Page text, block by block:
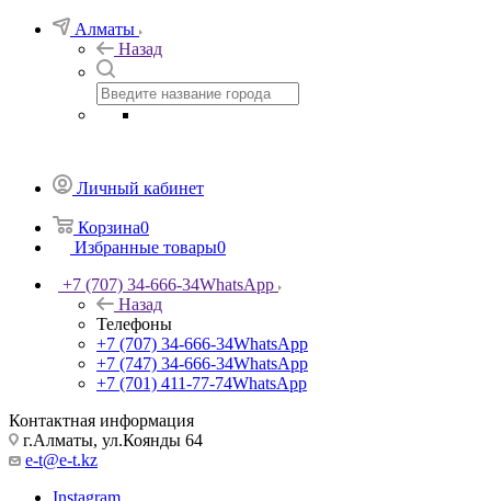
Алматы
Назад
Личный кабинет
Корзина0
Избранные товары0
+7 (707) 34-666-34WhatsApp
Назад
Телефоны
+7 (707) 34-666-34WhatsApp
+7 (747) 34-666-34WhatsApp
+7 (701) 411-77-74WhatsApp
Контактная информация
г.Алматы, ул.Коянды 64
e-t@e-t.kz
Instagram